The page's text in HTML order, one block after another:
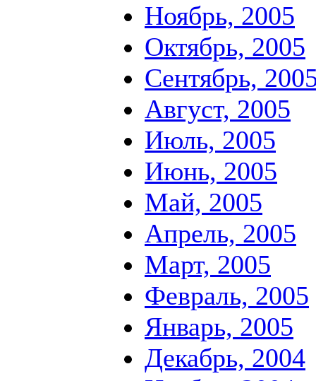
Ноябрь, 2005
Октябрь, 2005
Сентябрь,
Август, 2005
Июль, 2005
Июнь, 2005
Май, 2005
Апрель, 2005
Март, 2005
Февраль, 2005
Январь, 2005
Декабрь, 2004